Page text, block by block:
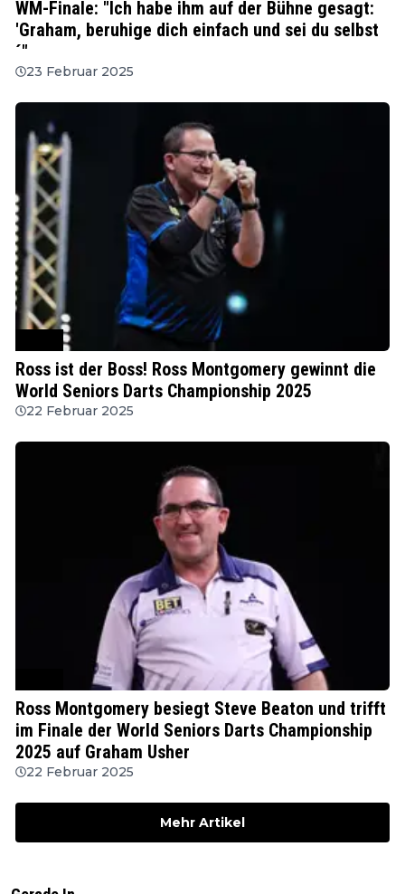
WM-Finale: "Ich habe ihm auf der Bühne gesagt:
'Graham, beruhige dich einfach und sei du selbst
´"
23 Februar 2025
Ross ist der Boss! Ross Montgomery gewinnt die
World Seniors Darts Championship 2025
22 Februar 2025
Ross Montgomery besiegt Steve Beaton und trifft
im Finale der World Seniors Darts Championship
2025 auf Graham Usher
22 Februar 2025
Mehr Artikel